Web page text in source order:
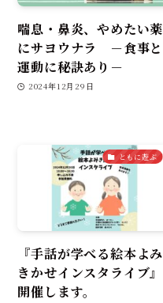
喘息・鼻炎、やめたい薬
にサヨウナラ －食事と
運動に秘訣あり－
2024年12月29日
ともに遊ぶ
『手話が学べる絵本よみ
きかせインスタライブ』
開催します。